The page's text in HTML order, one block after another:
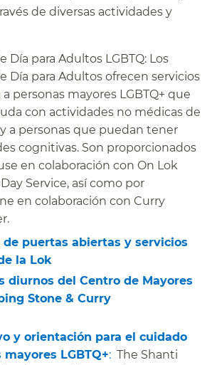
de diversas actividades y
Día para Adultos LGBTQ: Los
Día para Adultos ofrecen servicios
personas mayores LGBTQ+ que
con actividades no médicas de
y a personas que puedan tener
cognitivas. Son proporcionados
en colaboración con On Lok
Service, así como por
en colaboración con Curry
de puertas abiertas y servicios
la Lok​​
diurnos del Centro de Mayores
Stone & Curry​​
y orientación para el cuidado
LGBTQ+: The Shanti